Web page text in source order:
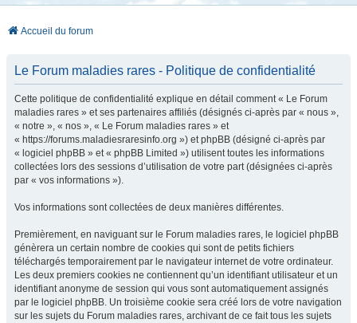
Accueil du forum
Le Forum maladies rares - Politique de confidentialité
Cette politique de confidentialité explique en détail comment « Le Forum
maladies rares » et ses partenaires affiliés (désignés ci-après par « nous »,
« notre », « nos », « Le Forum maladies rares » et
« https://forums.maladiesraresinfo.org ») et phpBB (désigné ci-après par
« logiciel phpBB » et « phpBB Limited ») utilisent toutes les informations
collectées lors des sessions d’utilisation de votre part (désignées ci-après
par « vos informations »).
Vos informations sont collectées de deux manières différentes.
Premièrement, en naviguant sur le Forum maladies rares, le logiciel phpBB
génèrera un certain nombre de cookies qui sont de petits fichiers
téléchargés temporairement par le navigateur internet de votre ordinateur.
Les deux premiers cookies ne contiennent qu’un identifiant utilisateur et un
identifiant anonyme de session qui vous sont automatiquement assignés
par le logiciel phpBB. Un troisième cookie sera créé lors de votre navigation
sur les sujets du Forum maladies rares, archivant de ce fait tous les sujets